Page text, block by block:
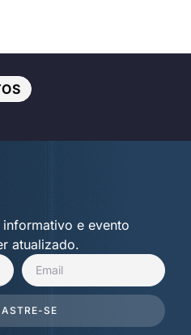
e evento
atualizado.
SE